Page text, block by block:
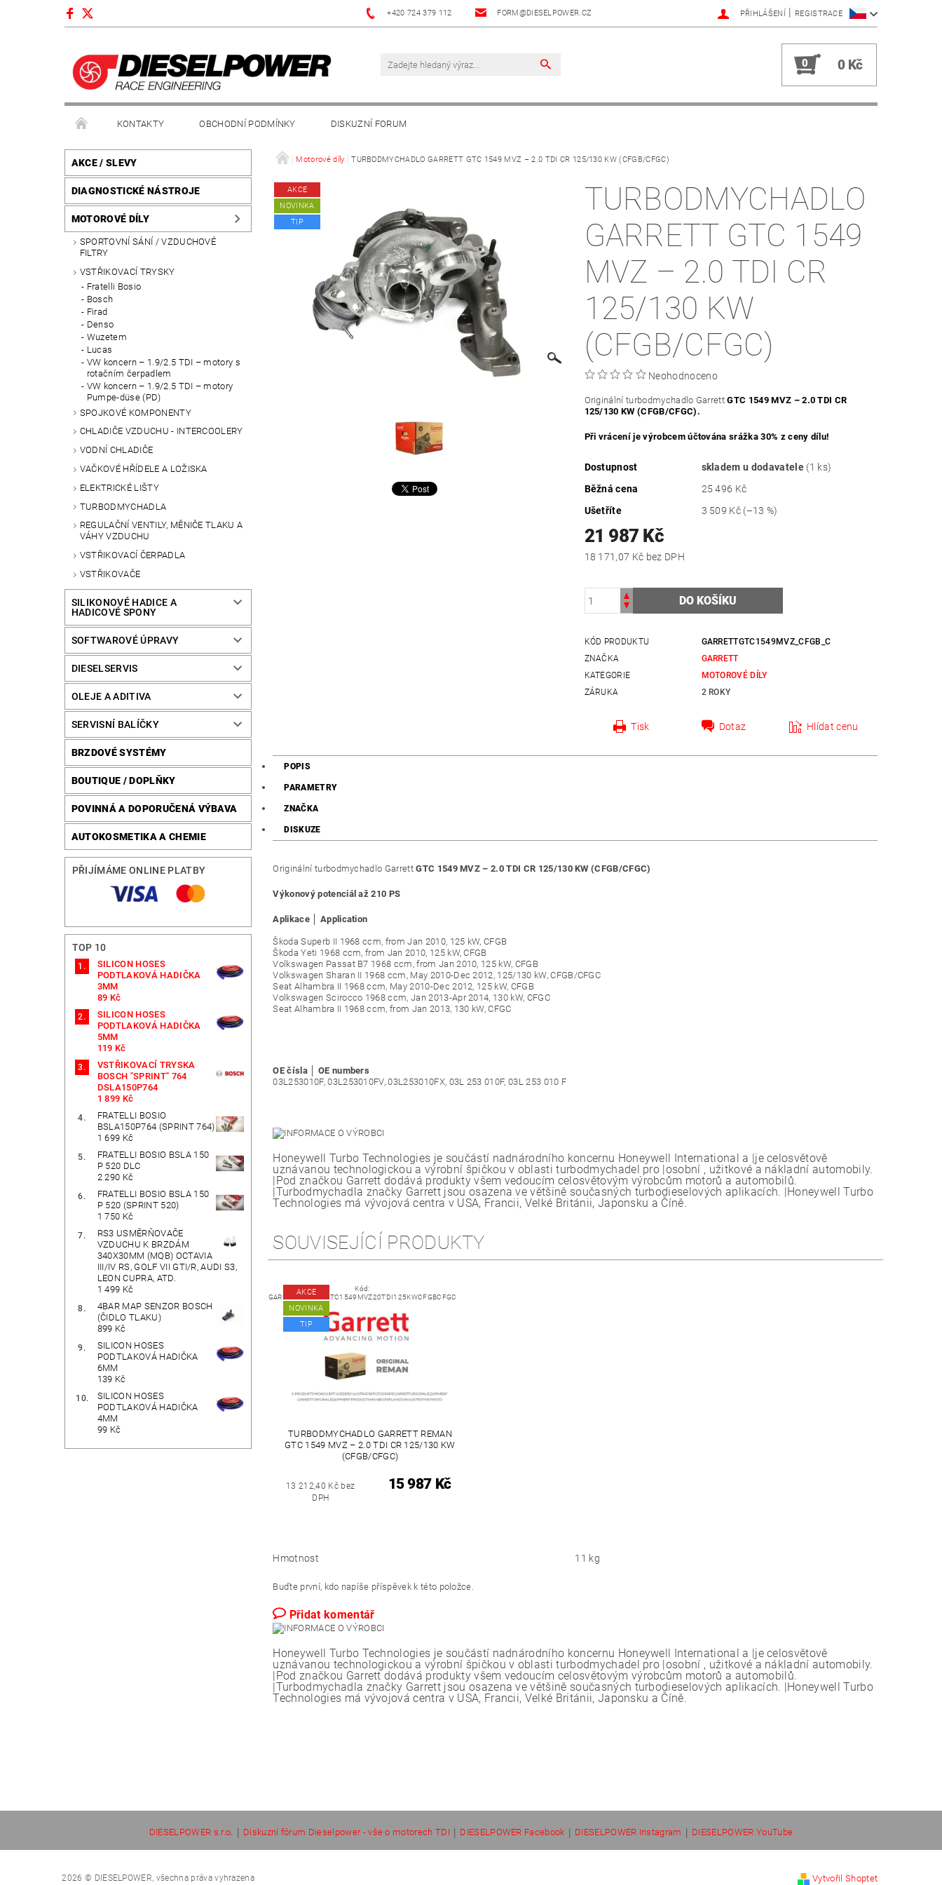
+420 724 379 112 FORM@DIESELPOWER.CZ PŘIHLÁŠENÍ | REGISTRACE
0 0 Kč
KONTAKTY OBCHODNÍ PODMÍNKY DISKUZNÍ FORUM
AKCE / SLEVY
DIAGNOSTICKÉ NÁSTROJE
MOTOROVÉ DÍLY
SPORTOVNÍ SÁNÍ / VZDUCHOVÉ
FILTRY
VSTŘIKOVACÍ TRYSKY
Fratelli Bosio
Bosch
Firad
Denso
Wuzetem
Lucas
VW koncern – 1.9/2.5 TDI – motory s
rotačním čerpadlem
VW koncern – 1.9/2.5 TDI – motory
Pumpe-düse (PD)
SPOJKOVÉ KOMPONENTY
CHLADIČE VZDUCHU - INTERCOOLERY
VODNÍ CHLADIČE
VAČKOVÉ HŘÍDELE A LOŽISKA
ELEKTRICKÉ LIŠTY
TURBODMYCHADLA
REGULAČNÍ VENTILY, MĚNIČE TLAKU A
VÁHY VZDUCHU
VSTŘIKOVACÍ ČERPADLA
VSTŘIKOVAČE
SILIKONOVÉ HADICE A
HADICOVÉ SPONY
SOFTWAROVÉ ÚPRAVY
DIESELSERVIS
OLEJE A ADITIVA
SERVISNÍ BALÍČKY
BRZDOVÉ SYSTÉMY
BOUTIQUE / DOPLŇKY
POVINNÁ A DOPORUČENÁ VÝBAVA
AUTOKOSMETIKA A CHEMIE
PŘIJÍMÁME ONLINE PLATBY
TOP 10
SILICON HOSES
PODTLAKOVÁ HADIČKA
3MM
89 Kč
SILICON HOSES
PODTLAKOVÁ HADIČKA
5MM
119 Kč
VSTŘIKOVACÍ TRYSKA
BOSCH "SPRINT" 764
DSLA150P764
1 899 Kč
FRATELLI BOSIO
BSLA150P764 (SPRINT 764)
1 699 Kč
FRATELLI BOSIO BSLA 150
P 520 DLC
2 290 Kč
FRATELLI BOSIO BSLA 150
P 520 (SPRINT 520)
1 750 Kč
RS3 USMĚRŇOVAČE
VZDUCHU K BRZDÁM
340X30MM (MQB) OCTAVIA
III/IV RS, GOLF VII GTI/R, AUDI S3,
LEON CUPRA, ATD.
1 499 Kč
4BAR MAP SENZOR BOSCH
(ČIDLO TLAKU)
899 Kč
SILICON HOSES
PODTLAKOVÁ HADIČKA
6MM
139 Kč
SILICON HOSES
PODTLAKOVÁ HADIČKA
4MM
99 Kč
Motorové díly TURBODMYCHADLO GARRETT GTC 1549 MVZ – 2.0 TDI CR 125/130 KW (CFGB/CFGC)
AKCE
NOVINKA
TIP
TURBODMYCHADLO
GARRETT GTC 1549
MVZ – 2.0 TDI CR
125/130 KW
(CFGB/CFGC)
Neohodnoceno
Originální turbodmychadlo GarrettGTC 1549 MVZ – 2.0 TDI CR
125/130 KW (CFGB/CFGC).
Při vrácení je výrobcem účtována srážka 30% z ceny dílu!
Dostupnost skladem u dodavatele (1 ks)
Běžná cena
25 496 Kč
Ušetříte
3 509 Kč (–13 %)
21 987 Kč
18 171,07 Kč bez DPH
KÓD PRODUKTU
GARRETTGTC1549MVZ_CFGB_C
ZNAČKA
GARRETT
KATEGORIE
MOTOROVÉ DÍLY
ZÁRUKA
2 ROKY
Tisk Dotaz Hlídat cenu
POPIS
PARAMETRY
ZNAČKA
DISKUZE
Originální turbodmychadlo GarrettGTC 1549 MVZ – 2.0 TDI CR 125/130 KW (CFGB/CFGC)
Výkonový potenciál až 210 PS
Aplikace │ Application
Škoda Superb II 1968 ccm, from Jan 2010, 125 kW, CFGB
Škoda Yeti 1968 ccm, from Jan 2010, 125 kW, CFGB
Volkswagen Passat B7 1968 ccm, from Jan 2010, 125 kW, CFGB
Volkswagen Sharan II 1968 ccm, May 2010-Dec 2012, 125/130 kW, CFGB/CFGC
Seat Alhambra II 1968 ccm, May 2010-Dec 2012, 125 kW, CFGB
Volkswagen Scirocco 1968 ccm, Jan 2013-Apr 2014, 130 kW, CFGC
Seat Alhambra II 1968 ccm, from Jan 2013, 130 kW, CFGC
OE čísla │ OE numbers
03L253010F, 03L253010FV, 03L253010FX, 03L 253 010F,03L 253 010 F
Honeywell Turbo Technologies je součástí nadnárodního koncernu Honeywell International a |je celosvětově
uznávanou technologickou a výrobní špičkou v oblasti turbodmychadel pro |osobní , užitkové a nákladní automobily.
|Pod značkou Garrett dodává produkty všem vedoucím celosvětovým výrobcům motorů a automobilů.
|Turbodmychadla značky Garrett jsou osazena ve většině současných turbodieselových aplikacích. |Honeywell Turbo
Technologies má vývojová centra v USA, Francii, Velké Británii, Japonsku a Číně.
SOUVISEJÍCÍ PRODUKTY
AKCE
NOVINKA
TIP
Kód:
GARRETTREMANGTC1549MVZ20TDI125KWCFGBCFGC
TURBODMYCHADLO GARRETT REMAN
GTC 1549 MVZ – 2.0 TDI CR 125/130 KW
(CFGB/CFGC)
13 212,40 Kč bez
DPH
15 987 Kč
Hmotnost 11 kg
Buďte první, kdo napíše příspěvek k této položce.
Přidat komentář
Honeywell Turbo Technologies je součástí nadnárodního koncernu Honeywell International a |je celosvětově
uznávanou technologickou a výrobní špičkou v oblasti turbodmychadel pro |osobní , užitkové a nákladní automobily.
|Pod značkou Garrett dodává produkty všem vedoucím celosvětovým výrobcům motorů a automobilů.
|Turbodmychadla značky Garrett jsou osazena ve většině současných turbodieselových aplikacích. |Honeywell Turbo
Technologies má vývojová centra v USA, Francii, Velké Británii, Japonsku a Číně.
DIESELPOWER s.r.o. | Diskuzní fórum Dieselpower - vše o motorech TDI | DIESELPOWER Facebook | DIESELPOWER Instagram | DIESELPOWER YouTube
2026 © DIESELPOWER, všechna práva vyhrazena Vytvořil Shoptet